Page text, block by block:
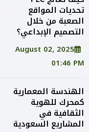
تحديات المواقع
الصعبة من خلال
التصميم الإبداعي؟
August 02, 2025
01:46 PM
الهندسة المعمارية
كمحرك للهوية
الثقافية في
المشاريع السعودية